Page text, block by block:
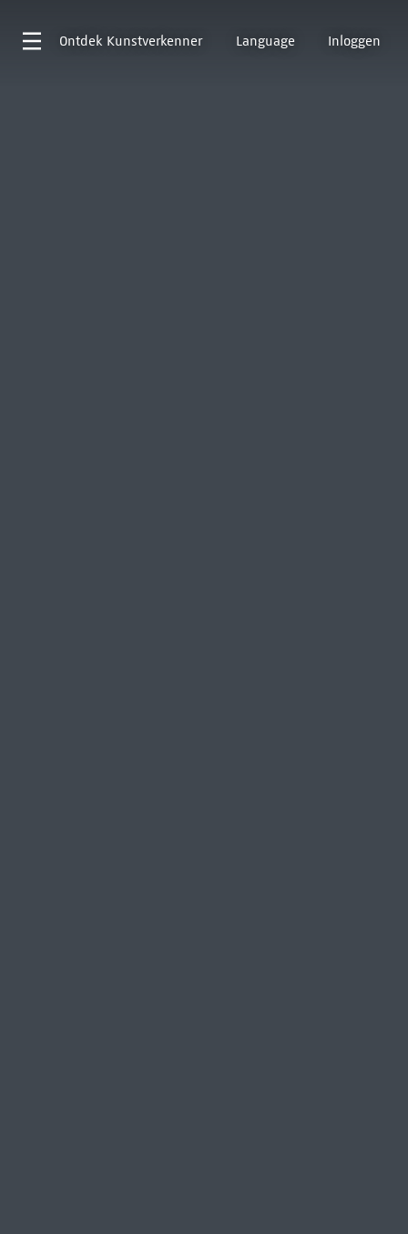
Ontdek Kunstverkenner Language Inloggen